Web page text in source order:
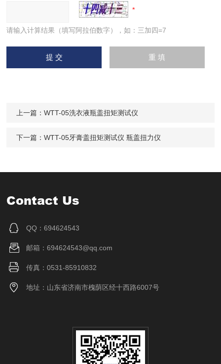
请输入计算结果（填写阿拉伯数字），如：三加四=7
上一篇：WTT-05洗衣液瓶盖扭矩测试仪
下一篇：WTT-05牙膏盖扭矩测试仪 瓶盖扭力仪
Contact Us
QQ：694624543
邮箱：694624543@qq.com
传真：0531-85910832
地址：山东省济南市槐荫区经十西路6007号